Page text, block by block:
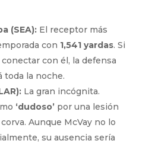
(SEA):El receptor más
con 1,541 yardas. Si
con él, la defensa
toda la noche.
La gran incógnita.
‘dudoso’por una lesión
Aunque McVay no lo
su ausencia sería